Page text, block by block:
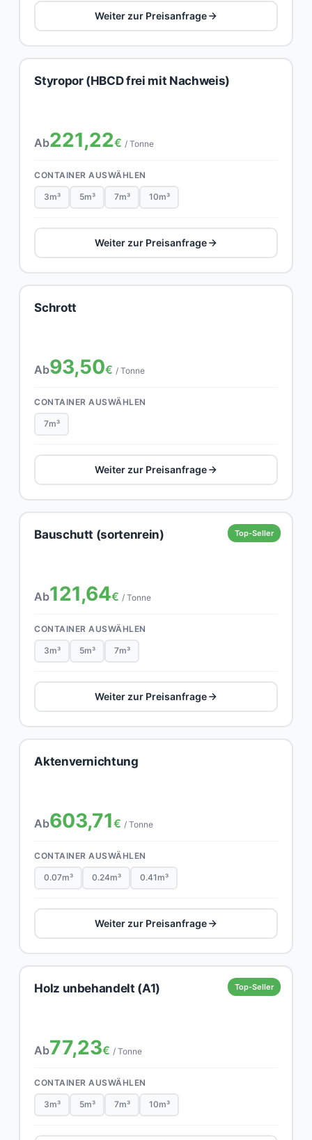
Weiter zur Preisanfrage
Styropor (HBCD frei mit Nachweis)
Ab221,22€ / Tonne
CONTAINER AUSWÄHLEN
3m³ 5m³ 7m³ 10m³
Weiter zur Preisanfrage
Schrott
Ab93,50€ / Tonne
CONTAINER AUSWÄHLEN
7m³
Weiter zur Preisanfrage
Top-Seller
Bauschutt (sortenrein)
Ab121,64€ / Tonne
CONTAINER AUSWÄHLEN
3m³ 5m³ 7m³
Weiter zur Preisanfrage
Aktenvernichtung
Ab603,71€ / Tonne
CONTAINER AUSWÄHLEN
0.07m³ 0.24m³ 0.41m³
Weiter zur Preisanfrage
Top-Seller
Holz unbehandelt (A1)
Ab77,23€ / Tonne
CONTAINER AUSWÄHLEN
3m³ 5m³ 7m³ 10m³